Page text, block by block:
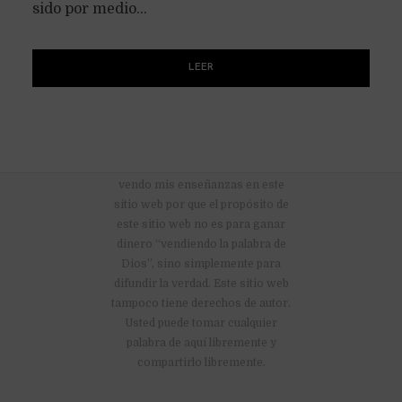
sido por medio...
LEER
vendo mis enseñanzas en este
sitio web por que el propósito de
este sitio web no es para ganar
dinero “vendiendo la palabra de
Dios”, sino simplemente para
difundir la verdad. Este sitio web
tampoco tiene derechos de autor.
Usted puede tomar cualquier
palabra de aquí libremente y
compartirlo libremente.